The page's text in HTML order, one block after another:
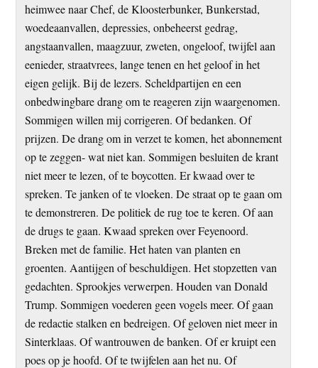
heimwee naar Chef, de Kloosterbunker, Bunkerstad,
woedeaanvallen, depressies, onbeheerst gedrag,
angstaanvallen, maagzuur, zweten, ongeloof, twijfel aan
eenieder, straatvrees, lange tenen en het geloof in het
eigen gelijk. Bij de lezers. Scheldpartijen en een
onbedwingbare drang om te reageren zijn waargenomen.
Sommigen willen mij corrigeren. Of bedanken. Of
prijzen. De drang om in verzet te komen, het abonnement
op te zeggen- wat niet kan. Sommigen besluiten de krant
niet meer te lezen, of te boycotten. Er kwaad over te
spreken. Te janken of te vloeken. De straat op te gaan om
te demonstreren. De politiek de rug toe te keren. Of aan
de drugs te gaan. Kwaad spreken over Feyenoord.
Breken met de familie. Het haten van planten en
groenten. Aantijgen of beschuldigen. Het stopzetten van
gedachten. Sprookjes verwerpen. Houden van Donald
Trump. Sommigen voederen geen vogels meer. Of gaan
de redactie stalken en bedreigen. Of geloven niet meer in
Sinterklaas. Of wantrouwen de banken. Of er kruipt een
poes op je hoofd. Of te twijfelen aan het nu. Of